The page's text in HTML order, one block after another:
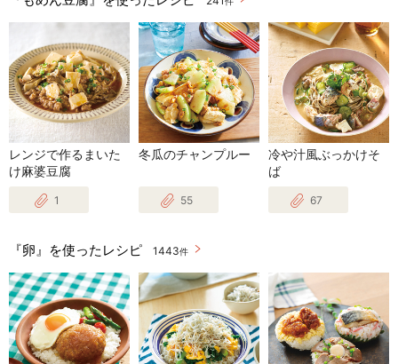
レンジで作るまいた
け麻婆豆腐
1
冬瓜のチャンプルー
55
冷や汁風ぶっかけそ
ば
67
『卵』を使ったレシピ 1443件